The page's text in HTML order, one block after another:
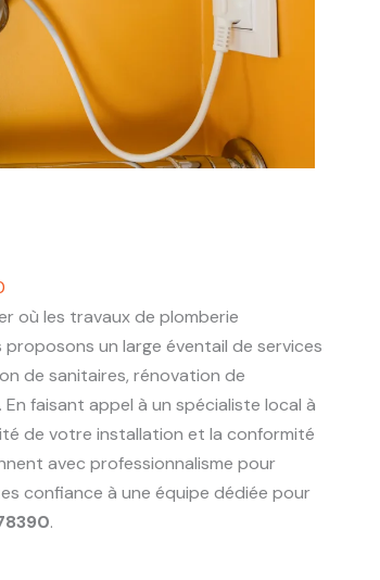
où les travaux de plomberie
un large éventail de services
de sanitaires, rénovation de
faisant appel à un spécialiste local à
de votre installation et la conformité
avec professionnalisme pour
confiance à une équipe dédiée pour
.